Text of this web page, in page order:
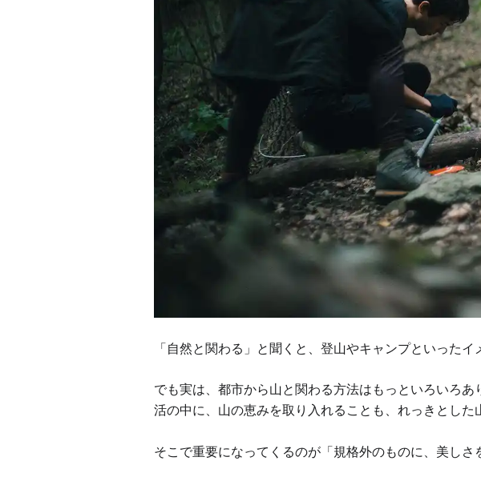
「自然と関わる」と聞くと、登山やキャンプといったイ
でも実は、都市から山と関わる方法はもっといろいろ
活の中に、山の恵みを取り入れることも、れっきとした
そこで重要になってくるのが「規格外のものに、美しさ